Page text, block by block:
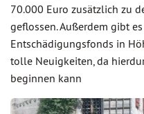
70.000 Euro zusätzlich zu
geflossen. Außerdem gibt
Entschädigungsfonds in
tolle Neuigkeiten, da
beginnen kann